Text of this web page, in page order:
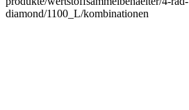
diamond/1100_L/kombinationen